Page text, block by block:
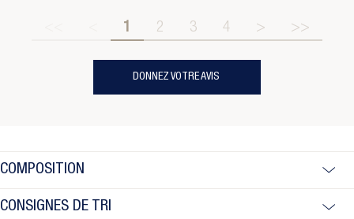
1 2 3 4 > >>
DONNEZ VOTRE AVIS
COMPOSITION
CONSIGNES DE TRI